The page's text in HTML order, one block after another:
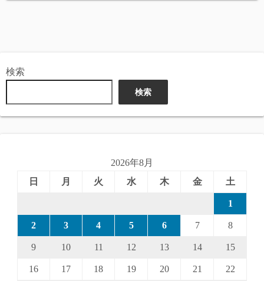
検索
検索
2026年8月
日
月 火 水 木 金 土
1
2 3 4 5 6 7 8
9 10 11 12 13 14 15
16 17 18 19 20 21 22